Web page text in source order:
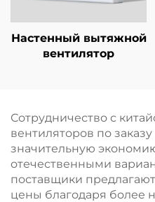
Настенный вытяжной
вентилятор
Сотрудничество с
вентиляторов по
значительную
отечественными
поставщики
цены благодаря более